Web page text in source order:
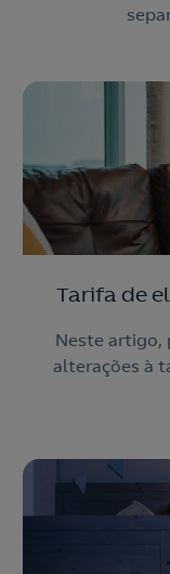
Tarifa de
Neste artigo,
alterações à